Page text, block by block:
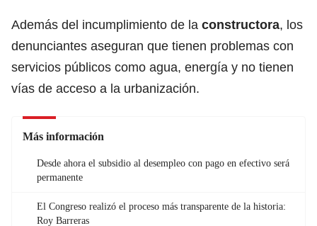
Además del incumplimiento de la constructora, los
denunciantes aseguran que tienen problemas con
servicios públicos como agua, energía y no tienen
vías de acceso a la urbanización.
Más información
Desde ahora el subsidio al desempleo con pago en efectivo será
permanente
El Congreso realizó el proceso más transparente de la historia:
Roy Barreras